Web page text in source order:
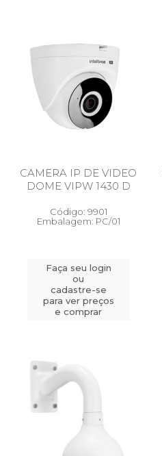
CAMERA IP DE VIDEO
DOME VIPW 1430 D
Código: 9901
Embalagem: PC/01
Faça seu login
ou
cadastre-se
para ver preços
e comprar